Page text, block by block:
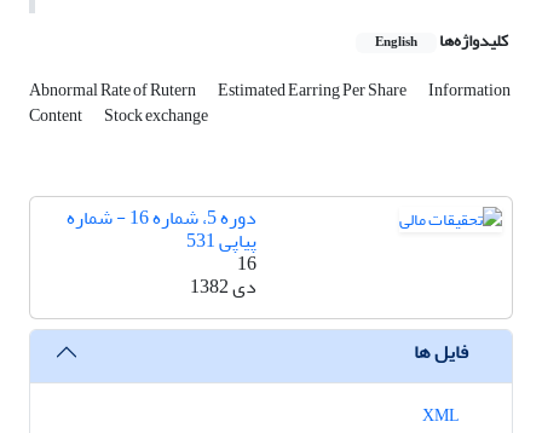
کلیدواژه‌ها English
Abnormal Rate of Rutern Estimated Earring Per Share Information
Content Stock exchange
دوره 5، شماره 16 - شماره
پیاپی 531
16
دی 1382
فایل ها